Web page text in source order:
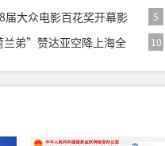
届大众电影百花奖开幕影
晓：《密
5
兰弟”赞达亚空降上海全
10